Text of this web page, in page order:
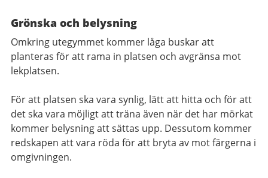
Grönska och belysning
Omkring utegymmet kommer låga buskar att
planteras för att rama in platsen och avgränsa mot
lekplatsen.
För att platsen ska vara synlig, lätt att hitta och för att
det ska vara möjligt att träna även när det har mörkat
kommer belysning att sättas upp. Dessutom kommer
redskapen att vara röda för att bryta av mot färgerna i
omgivningen.